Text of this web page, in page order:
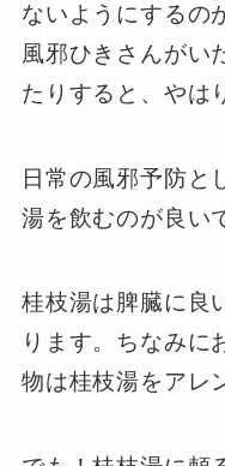
ないようにするの
風邪ひきさんがい
たりすると、やは
日常の風邪予防と
湯を飲むのが良い
桂枝湯は脾臓に良
ります。ちなみに
物は桂枝湯をアレ